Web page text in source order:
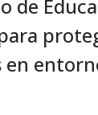
de
en